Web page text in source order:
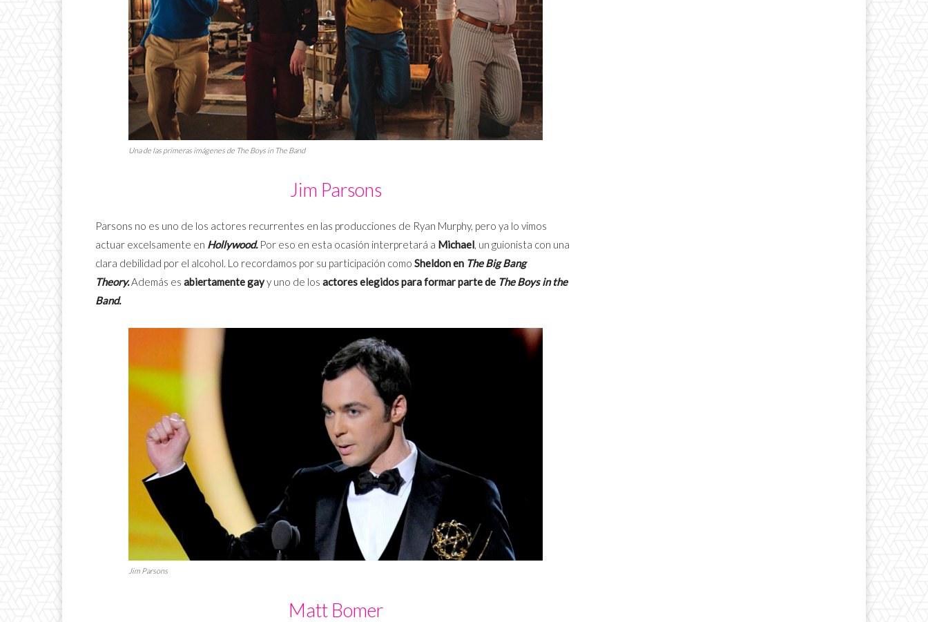
Una de las primeras imágenes de The Boys in The Band
Jim Parsons
Parsons no es uno de los actores recurrentes en las producciones de Ryan Murphy, pero ya lo vimos
actuar excelsamente en Hollywood.Por eso en esta ocasión interpretará a Michael, un guionista con una
clara debilidad por el alcohol. Lo recordamos por su participación como Sheldon en The Big Bang
Theory.Además es abiertamente gayy uno de los actores elegidos para formar parte de The Boys in the
Band.
Jim Parsons
Matt Bomer